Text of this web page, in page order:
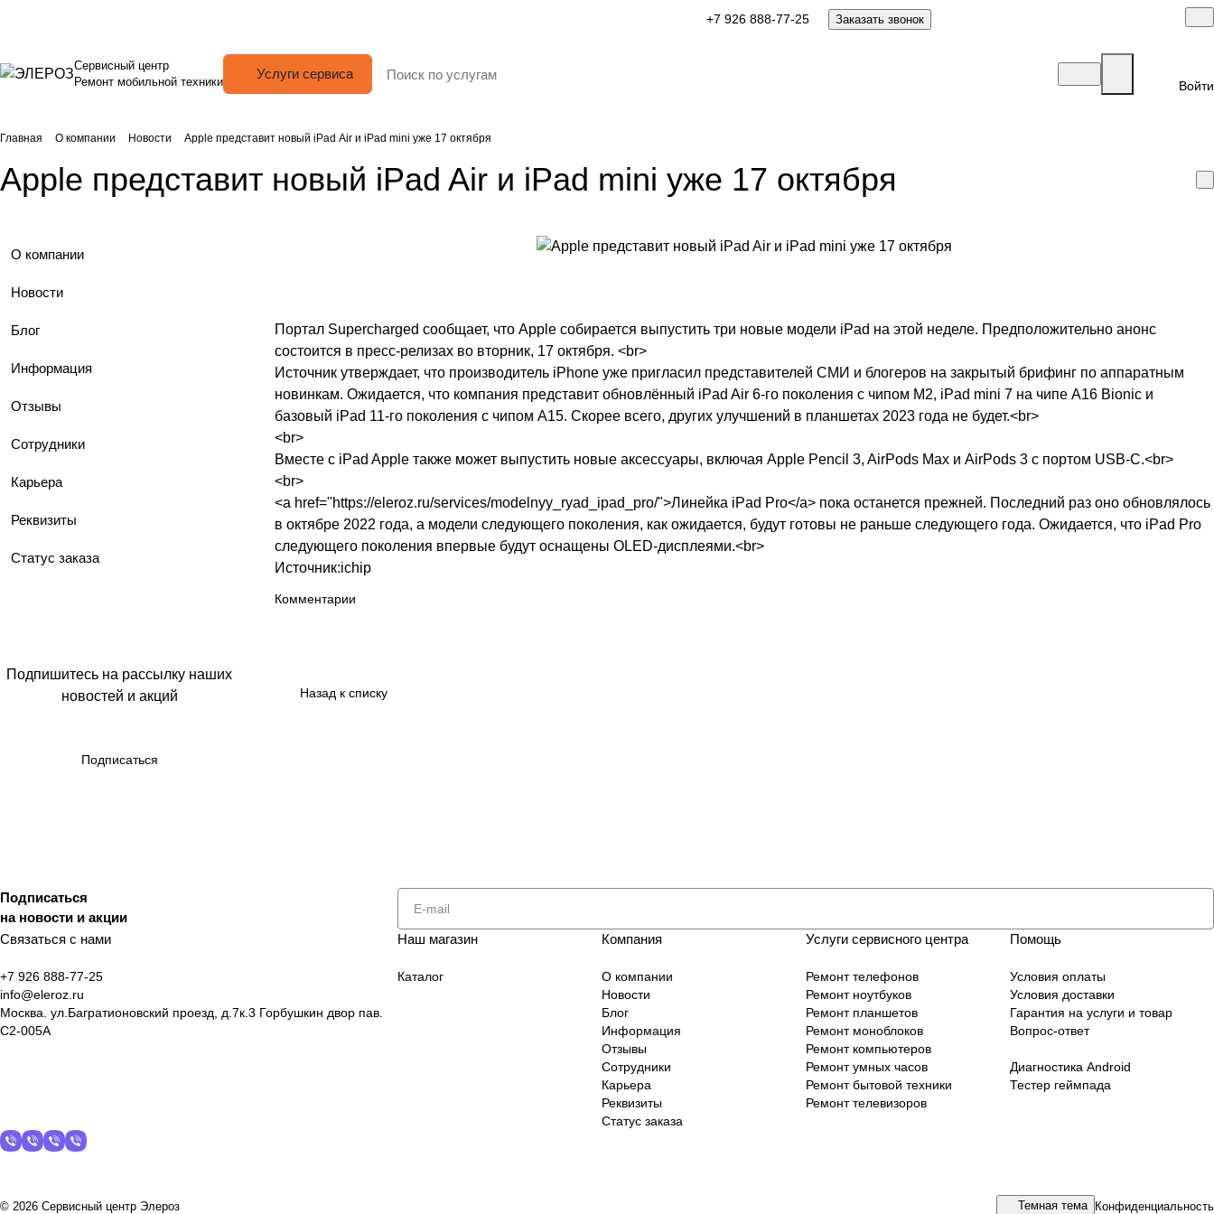
+7 926 888-77-25 Заказать звонок
Сервисный центр
Ремонт мобильной техники
Услуги сервиса
Войти
Главная О компании Новости Apple представит новый iPad Air и iPad mini уже 17 октября
Apple представит новый iPad Air и iPad mini уже 17 октября
Портал Supercharged сообщает, что Apple собирается выпустить три новые модели iPad на этой неделе. Предположительно анонс
состоится в пресс-релизах во вторник, 17 октября. <br>
Источник утверждает, что производитель iPhone уже пригласил представителей СМИ и блогеров на закрытый брифинг по аппаратным
новинкам. Ожидается, что компания представит обновлённый iPad Air 6-го поколения с чипом M2, iPad mini 7 на чипе A16 Bionic и
базовый iPad 11-го поколения с чипом A15. Скорее всего, других улучшений в планшетах 2023 года не будет.<br>
<br>
Вместе с iPad Apple также может выпустить новые аксессуары, включая Apple Pencil 3, AirPods Max и AirPods 3 с портом USB-C.<br>
<br>
<a href="https://eleroz.ru/services/modelnyy_ryad_ipad_pro/">Линейка iPad Pro</a> пока останется прежней. Последний раз оно обновлялось
в октябре 2022 года, а модели следующего поколения, как ожидается, будут готовы не раньше следующего года. Ожидается, что iPad Pro
следующего поколения впервые будут оснащены OLED-дисплеями.<br>
Источник:ichip
Комментарии
Назад к списку
О компании
Новости
Блог
Информация
Отзывы
Сотрудники
Карьера
Реквизиты
Статус заказа
Подпишитесь на рассылку наших
новостей и акций
Подписаться
Подписаться
на новости и акции
Связаться с нами
+7 926 888-77-25
info@eleroz.ru
Москва. ул.Багратионовский проезд, д.7к.3 Горбушкин двор пав.
C2-005A
Наш магазин
Каталог
Компания
О компании
Новости
Блог
Информация
Отзывы
Сотрудники
Карьера
Реквизиты
Статус заказа
Услуги сервисного центра
Ремонт телефонов
Ремонт ноутбуков
Ремонт планшетов
Ремонт моноблоков
Ремонт компьютеров
Ремонт умных часов
Ремонт бытовой техники
Ремонт телевизоров
Помощь
Условия оплаты
Условия доставки
Гарантия на услуги и товар
Вопрос-ответ
Диагностика Android
Тестер геймпада
© 2026 Сервисный центр Элероз Темная тема Конфиденциальность